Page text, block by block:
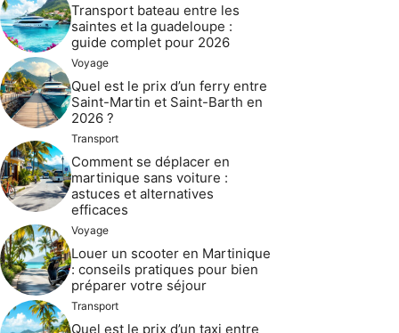
Transport bateau entre les
saintes et la guadeloupe :
guide complet pour 2026
Voyage
Quel est le prix d’un ferry entre
Saint-Martin et Saint-Barth en
2026 ?
Transport
Comment se déplacer en
martinique sans voiture :
astuces et alternatives
efficaces
Voyage
Louer un scooter en Martinique
: conseils pratiques pour bien
préparer votre séjour
Transport
Quel est le prix d’un taxi entre